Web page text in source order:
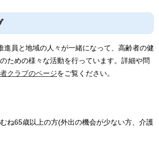
進員と地域の人々が一緒になって、高齢者の健
ための様々な活動を行っています。詳細や問
クラブのページをご覧ください。
ね65歳以上の方(外出の機会が少ない方、介護